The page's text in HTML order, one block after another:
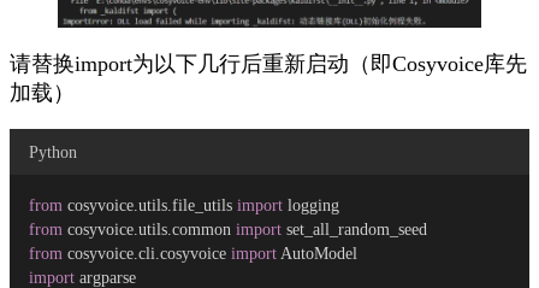
请替换import为以下几行后重新启动（即Cosyvoice库先
加载）
Python
from cosyvoice.utils.file_utils import logging
from cosyvoice.utils.common import set_all_random_seed
from cosyvoice.cli.cosyvoice import AutoModel
import argparse